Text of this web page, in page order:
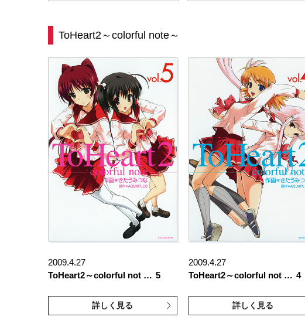
ToHeart2～colorful note～
2009.4.27
ToHeart2～colorful not … 5
詳しく見る
2009.4.27
ToHeart2～colorful not … 4
詳しく見る